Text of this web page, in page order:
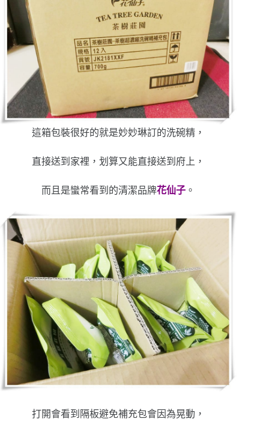
這箱包裝很好的就是妙妙琳訂的洗碗精，
直接送到家裡，划算又能直接送到府上，
而且是蠻常看到的清潔品牌花仙子 。
打開會看到隔板避免補充包會因為晃動，